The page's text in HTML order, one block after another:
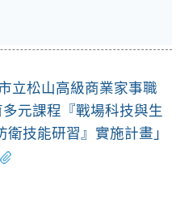
立松山高級商業家事職
元課程『戰場科技與生
技能研習』實施計畫」